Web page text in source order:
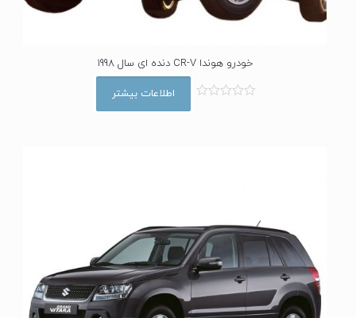
خودرو هوندا CR-V دنده ای سال 1998
اطلاعات بیشتر